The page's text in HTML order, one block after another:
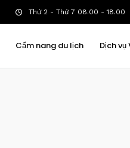
Thứ 2 - Thứ 7 08.00 - 18.00
Cẩm nang du lịch Dịch vụ